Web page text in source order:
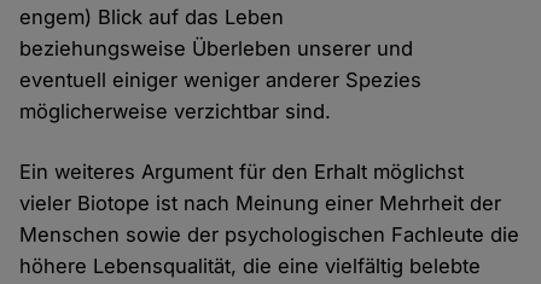
engem) Blick auf das Leben
beziehungsweise Überleben unserer und
eventuell einiger weniger anderer Spezies
möglicherweise verzichtbar sind.
Ein weiteres Argument für den Erhalt möglichst
vieler Biotope ist nach Meinung einer Mehrheit der
Menschen sowie der psychologischen Fachleute die
höhere Lebensqualität, die eine vielfältig belebte